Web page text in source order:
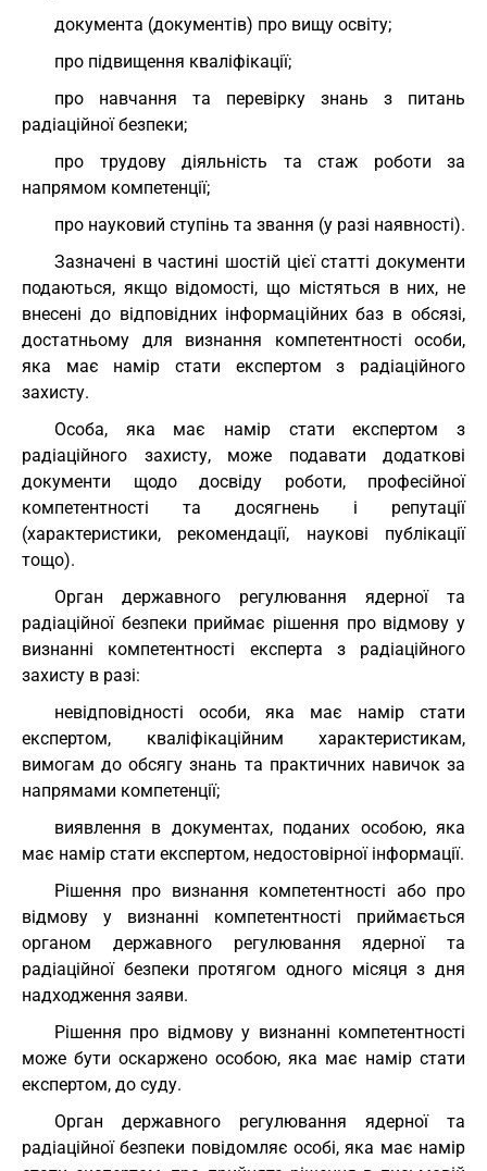
документа (документів) про вищу освіту;
про підвищення кваліфікації;
про навчання та перевірку знань з питань
радіаційної безпеки;
про трудову діяльність та стаж роботи за
напрямом компетенції;
про науковий ступінь та звання (у разі наявності).
Зазначені в частині шостій цієї статті документи
подаються, якщо відомості, що містяться в них, не
внесені до відповідних інформаційних баз в обсязі,
достатньому для визнання компетентності особи,
яка має намір стати експертом з радіаційного
захисту.
Особа, яка має намір стати експертом з
радіаційного захисту, може подавати додаткові
документи щодо досвіду роботи, професійної
компетентності та досягнень і репутації
(характеристики, рекомендації, наукові публікації
тощо).
Орган державного регулювання ядерної та
радіаційної безпеки приймає рішення про відмову у
визнанні компетентності експерта з радіаційного
захисту в разі:
невідповідності особи, яка має намір стати
експертом, кваліфікаційним характеристикам,
вимогам до обсягу знань та практичних навичок за
напрямами компетенції;
виявлення в документах, поданих особою, яка
має намір стати експертом, недостовірної інформації.
Рішення про визнання компетентності або про
відмову у визнанні компетентності приймається
органом державного регулювання ядерної та
радіаційної безпеки протягом одного місяця з дня
надходження заяви.
Рішення про відмову у визнанні компетентності
може бути оскаржено особою, яка має намір стати
експертом, до суду.
Орган державного регулювання ядерної та
радіаційної безпеки повідомляє особі, яка має намір